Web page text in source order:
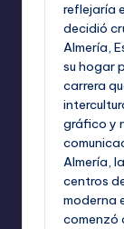
reflejaría
decidió
Almería,
su hogar
carrera
gráfico y
Almería,
centros
moderna
comenzó